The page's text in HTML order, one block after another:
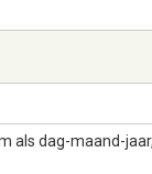
als dag-maand-